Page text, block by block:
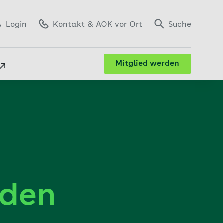
Login Kontakt & AOK vor Ort Suche
Mitglied werden